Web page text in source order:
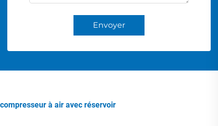
Envoyer
compresseur à air avec réservoir